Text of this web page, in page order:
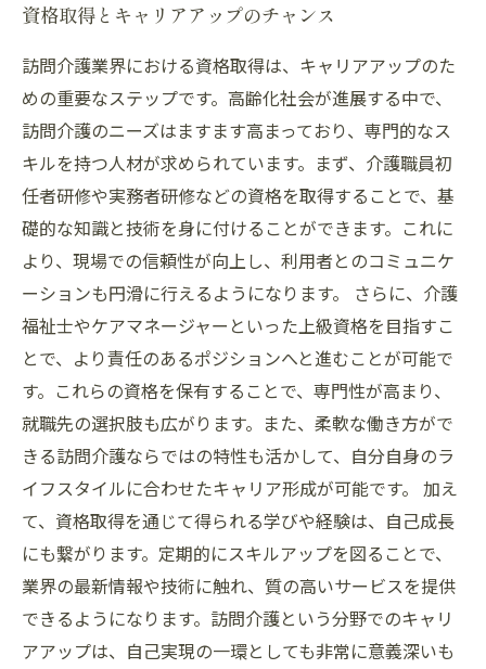
資格取得とキャリアアップのチャンス
訪問介護業界における資格取得は、キャリアアップのた
めの重要なステップです。高齢化社会が進展する中で、
訪問介護のニーズはますます高まっており、専門的なス
キルを持つ人材が求められています。まず、介護職員初
任者研修や実務者研修などの資格を取得することで、基
礎的な知識と技術を身に付けることができます。これに
より、現場での信頼性が向上し、利用者とのコミュニケ
ーションも円滑に行えるようになります。 さらに、介護
福祉士やケアマネージャーといった上級資格を目指すこ
とで、より責任のあるポジションへと進むことが可能で
す。これらの資格を保有することで、専門性が高まり、
就職先の選択肢も広がります。また、柔軟な働き方がで
きる訪問介護ならではの特性も活かして、自分自身のラ
イフスタイルに合わせたキャリア形成が可能です。 加え
て、資格取得を通じて得られる学びや経験は、自己成長
にも繋がります。定期的にスキルアップを図ることで、
業界の最新情報や技術に触れ、質の高いサービスを提供
できるようになります。訪問介護という分野でのキャリ
アアップは、自己実現の一環としても非常に意義深いも